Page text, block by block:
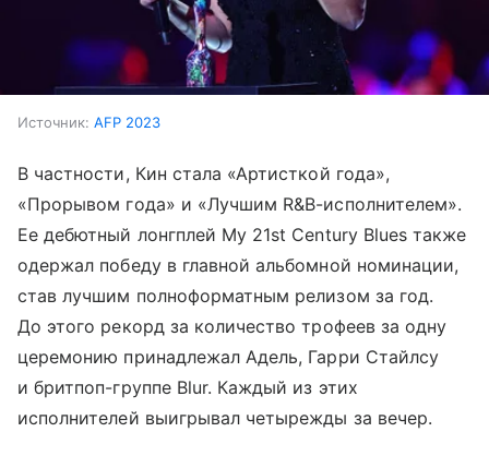
Источник: AFP 2023
В частности, Кин стала «Артисткой года»,
«Прорывом года» и «Лучшим R&B-исполнителем».
Ее дебютный лонгплей My 21st Century Blues также
одержал победу в главной альбомной номинации,
став лучшим полноформатным релизом за год.
До этого рекорд за количество трофеев за одну
церемонию принадлежал Адель, Гарри Стайлсу
и бритпоп-группе Blur. Каждый из этих
исполнителей выигрывал четырежды за вечер.